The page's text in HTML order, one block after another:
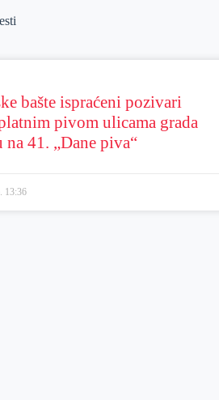
bašte ispraćeni pozivari
pivom ulicama grada
41. „Dane piva“
13:36